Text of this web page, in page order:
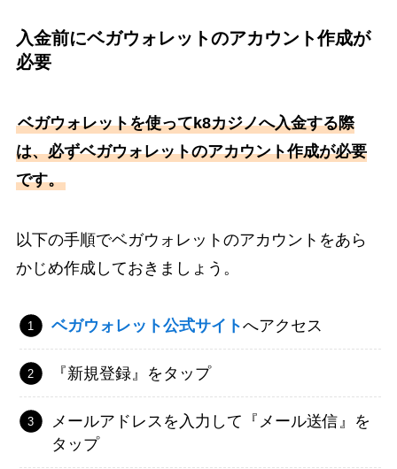
入金前にベガウォレットのアカウント作成が
必要
ベガウォレットを使ってk8カジノへ入金する際
は、必ずベガウォレットのアカウント作成が必要
です。
以下の手順でベガウォレットのアカウントをあら
かじめ作成しておきましょう。
ベガウォレット公式サイトへアクセス
『新規登録』をタップ
メールアドレスを入力して『メール送信』を
タップ